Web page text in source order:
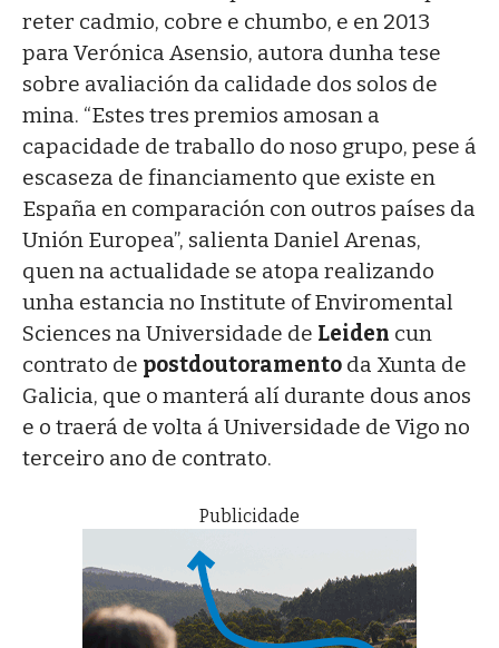
reter cadmio, cobre e chumbo, e en 2013
para Verónica Asensio, autora dunha tese
sobre avaliación da calidade dos solos de
mina. “Estes tres premios amosan a
capacidade de traballo do noso grupo, pese á
escaseza de financiamento que existe en
España en comparación con outros países da
Unión Europea”, salienta Daniel Arenas,
quen na actualidade se atopa realizando
unha estancia no Institute of Enviromental
Sciences na Universidade de Leiden cun
contrato de postdoutoramento da Xunta de
Galicia, que o manterá alí durante dous anos
e o traerá de volta á Universidade de Vigo no
terceiro ano de contrato.
Publicidade